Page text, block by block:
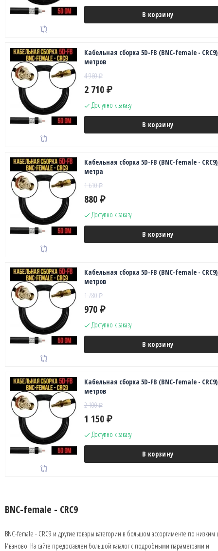
В корзину
Кабельная сборка 5D-FB (BNC-female -
метров
4 960₽
2 710 ₽
Доступно к заказу
В корзину
Кабельная сборка 5D-FB (BNC-female -
метра
1 610₽
880 ₽
Доступно к заказу
В корзину
Кабельная сборка 5D-FB (BNC-female -
метров
1 780₽
970 ₽
Доступно к заказу
В корзину
Кабельная сборка 5D-FB (BNC-female -
метров
2 100₽
1 150 ₽
Доступно к заказу
В корзину
BNC-female - CRC9
BNC-female - CRC9 и другие товары категории в большом ассортименте по
Иваново. На сайте предоставлен большой каталог с подробными параметрами и